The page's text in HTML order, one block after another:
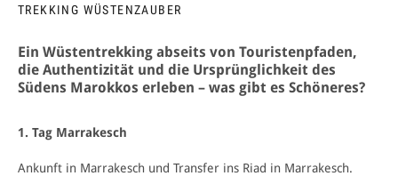
TREKKING WÜSTENZAUBER
Ein Wüsten­trekking abseits von Touristen­pfaden,
die Authentizität und die Ursprünglich­keit des
Südens Marokkos erle­ben – was gibt es Schöneres?
1. Tag Marrakesch
Ankunft in Marrakesch und Transfer ins Riad in Marrakesch.